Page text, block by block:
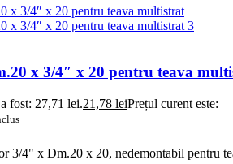
x 3/4″ x 20 pentru teava
fost: 27,71 lei.21,78 leiPrețul curent este:
3/4" x Dm.20 x 20, nedemontabil pentru